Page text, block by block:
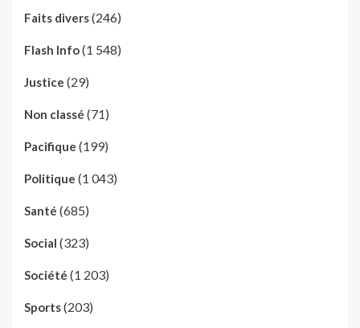
Faits divers(246)
Flash Info(1 548)
Justice (29)
Non classé (71)
Pacifique (199)
Politique (1 043)
Santé (685)
Social (323)
Société (1 203)
Sports(203)